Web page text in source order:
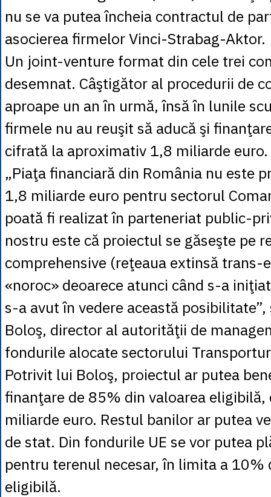
nu se va putea încheia contractul de
asocierea firmelor Vinci-Strabag-Aktor.
Un joint-venture format din cele trei
desemnat. Câştigător al procedurii de
aproape un an în urmă, însă în lunile
firmele nu au reuşit să aducă şi
cifrată la aproximativ 1,8 miliarde euro.
„Piaţa financiară din România nu este
1,8 miliarde euro pentru sectorul
poată fi realizat în parteneriat public-
nostru este că proiectul se găseşte pe
comprehensive (reţeaua extinsă trans-
«noroc» deoarece atunci când s-a
s-a avut în vedere această
Boloş, director al autorităţii de
fondurile alocate sectorului
Potrivit lui Boloş, proiectul ar putea
finanţare de 85% din valoarea
miliarde euro. Restul banilor ar putea
de stat. Din fondurile UE se vor putea
pentru terenul necesar, în limita a 10%
eligibilă.